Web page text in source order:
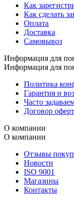
Как
Как сделать
Оплата
Доставка
Самовывоз
Информация для
Информация для
Политика
Гарантия и
Часто
Договор
О компании
О компании
Отзывы
Новости
ISO 9001
Магазины
Контакты